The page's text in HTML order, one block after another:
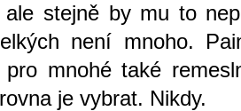
ale stejně by mu to
není mnoho.
pro mnohé také
je vybrat. Nikdy.